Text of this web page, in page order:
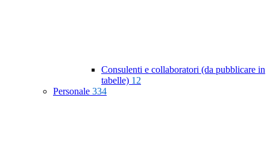
Consulenti e collaboratori (da pubblicare in
tabelle) 12
Personale 334